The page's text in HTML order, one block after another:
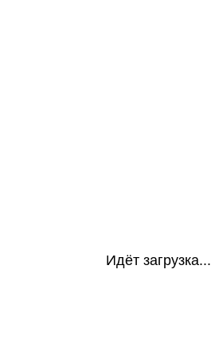
Идёт загрузка...